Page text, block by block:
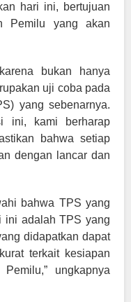
hari ini, bertujuan
Pemilu yang akan
bukan hanya
uji coba pada
yang sebenarnya.
ini, kami berharap
bahwa setiap
dengan lancar dan
bahwa TPS yang
ini adalah TPS yang
didapatkan dapat
terkait kesiapan
ungkapnya